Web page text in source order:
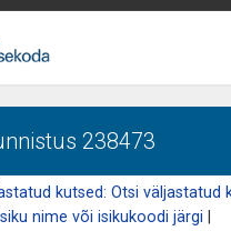
238473
kutsed: Otsi väljastatud
nime või isikukoodi järgi